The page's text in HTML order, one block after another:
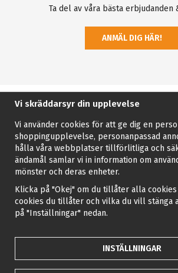
Ta del av våra bästa erbjudanden
ANMÄL DIG HÄR!
Vi skräddarsyr din upplevelse
Vi använder cookies för att ge dig en
shoppingupplevelse, personanpassad
hålla våra webbplatser tillförlitliga och
ändamål samlar vi in information om
mönster och deras enheter.
Klicka på "Okej" om du tillåter alla
cookies du tillåter och vilka du vill stänga
på "Inställningar" nedan.
INSTÄLLNINGAR